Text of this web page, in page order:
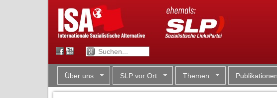
Über uns SLP vor Ort Themen Publikationen